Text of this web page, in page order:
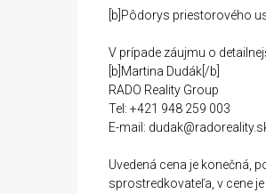
[b]Pôdorys priestorového
V prípade záujmu o
[b]Martina Dudák[/b]
RADO Reality Group
Tel: +421 948 259 003
E-mail:
Uvedená cena je konečná,
sprostredkovateľa, v cene